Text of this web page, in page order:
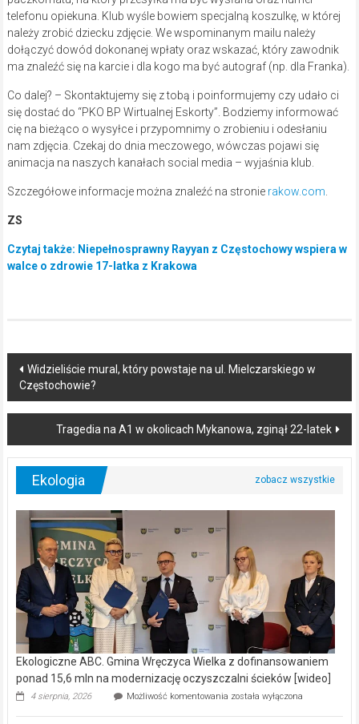
telefonu opiekuna. Klub wyśle bowiem specjalną koszulkę, w której
należy zrobić dziecku zdjęcie. We wspominanym mailu należy
dołączyć dowód dokonanej wpłaty oraz wskazać, który zawodnik
ma znaleźć się na karcie i dla kogo ma być autograf (np. dla Franka).
Co dalej? – Skontaktujemy się z tobą i poinformujemy czy udało ci
się dostać do “PKO BP Wirtualnej Eskorty”. Bodziemy informować
cię na bieżąco o wysyłce i przypomnimy o zrobieniu i odesłaniu
nam zdjęcia. Czekaj do dnia meczowego, wówczas pojawi się
animacja na naszych kanałach social media – wyjaśnia klub.
Szczegółowe informacje można znaleźć na stronie rakow.com
ZS
Czytaj także: Niepełnosprawny Rayyan z Częstochowy wspiera w
walce o zdrowie 17-latka z Krakowa
Post
navigation
Widzieliście mural, który powstaje na ul. Mielczarskiego w
Częstochowie?
Tragedia na A1 w okolicach Mykanowa, zginął 22-latek
Ekologia
Ekologiczne ABC. Gmina Wręczyca Wielka z dofinansowaniem
ponad 15,6 mln na modernizację oczyszczalni ścieków [wideo]
4 sierpnia, 2026 Możliwość komentowania Ekologiczne
została wyłączona